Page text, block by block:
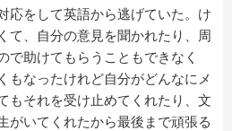
応をして英語から逃げていた。け
て、自分の意見を聞かれたり、周
で助けてもらうこともできなく
もなったけれど自分がどんなにメ
もそれを受け止めてくれたり、文
がいてくれたから最後まで頑張る